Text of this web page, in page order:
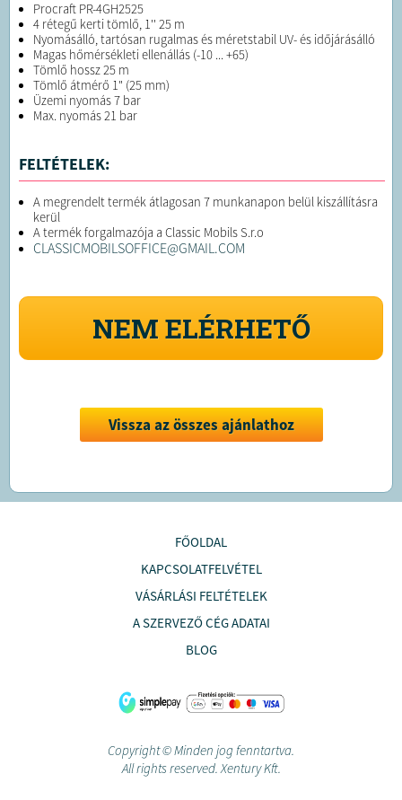
Procraft PR-4GH2525
4 rétegű kerti tömlő, 1'' 25 m
Nyomásálló, tartósan rugalmas és méretstabil UV- és időjárásálló
Magas hőmérsékleti ellenállás (-10 ... +65)
Tömlő hossz 25 m
Tömlő átmérő 1" (25 mm)
Üzemi nyomás 7 bar
Max. nyomás 21 bar
FELTÉTELEK:
A megrendelt termék átlagosan 7 munkanapon belül kiszállításra
kerül
A termék forgalmazója a Classic Mobils S.r.o
CLASSICMOBILSOFFICE@GMAIL.COM
NEM ELÉRHETŐ
Vissza az összes ajánlathoz
FŐOLDAL
KAPCSOLATFELVÉTEL
VÁSÁRLÁSI FELTÉTELEK
A SZERVEZŐ CÉG ADATAI
BLOG
Copyright © Minden jog fenntartva.
All rights reserved. Xentury Kft.